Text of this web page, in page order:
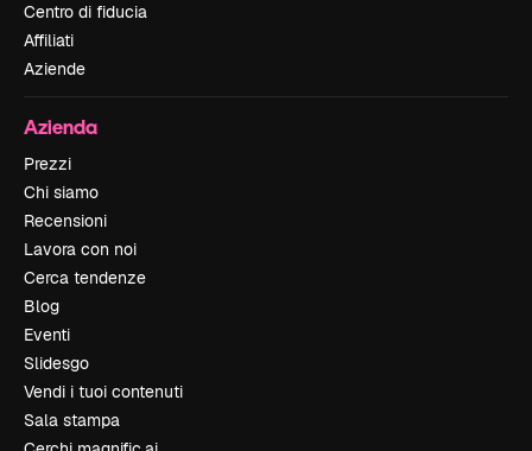
Centro di fiducia
Affiliati
Aziende
Azienda
Prezzi
Chi siamo
Recensioni
Lavora con noi
Cerca tendenze
Blog
Eventi
Slidesgo
Vendi i tuoi contenuti
Sala stampa